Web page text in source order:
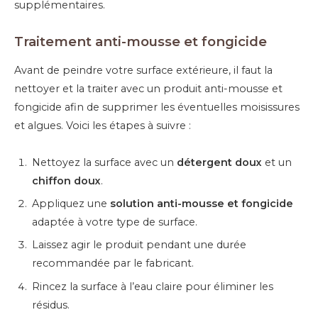
supplémentaires.
Traitement anti-mousse et fongicide
Avant de peindre votre surface extérieure, il faut la
nettoyer et la traiter avec un produit anti-mousse et
fongicide afin de supprimer les éventuelles moisissures
et algues. Voici les étapes à suivre :
Nettoyez la surface avec un détergent doux et un
chiffon doux.
Appliquez une solution anti-mousse et fongicide
adaptée à votre type de surface.
Laissez agir le produit pendant une durée
recommandée par le fabricant.
Rincez la surface à l’eau claire pour éliminer les
résidus.